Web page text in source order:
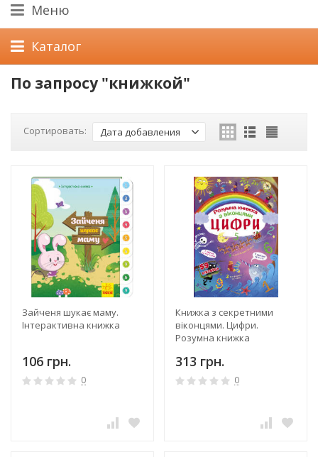
Меню
Каталог
По запросу "книжкой"
Сортировать: Дата добавления
Зайченя шукає маму.
Інтерактивна книжка
106 грн.
0
Книжка з секретними
віконцями. Цифри.
Розумна книжка
313 грн.
0